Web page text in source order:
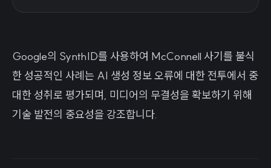
Google의 SynthID를 사용하여 McConnell 사기를 불식
한 성공적인 사례는 AI 생성 정보 오류에 대한 전투에서 중
대한 성취로 평가되며, 미디어의 무결성을 확보하기 위해
기술 발전의 중요성을 강조합니다.